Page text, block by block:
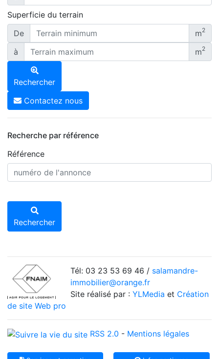
Superficie du terrain
De
m2
à m2
Rechercher
Contactez nous
Recherche par référence
Référence
Rechercher
Tél: 03 23 53 69 46 / salamandre-
immobilier@orange.fr
Site réalisé par :YLMedia et Création
de site Web pro
RSS 2.0 - Mentions légales